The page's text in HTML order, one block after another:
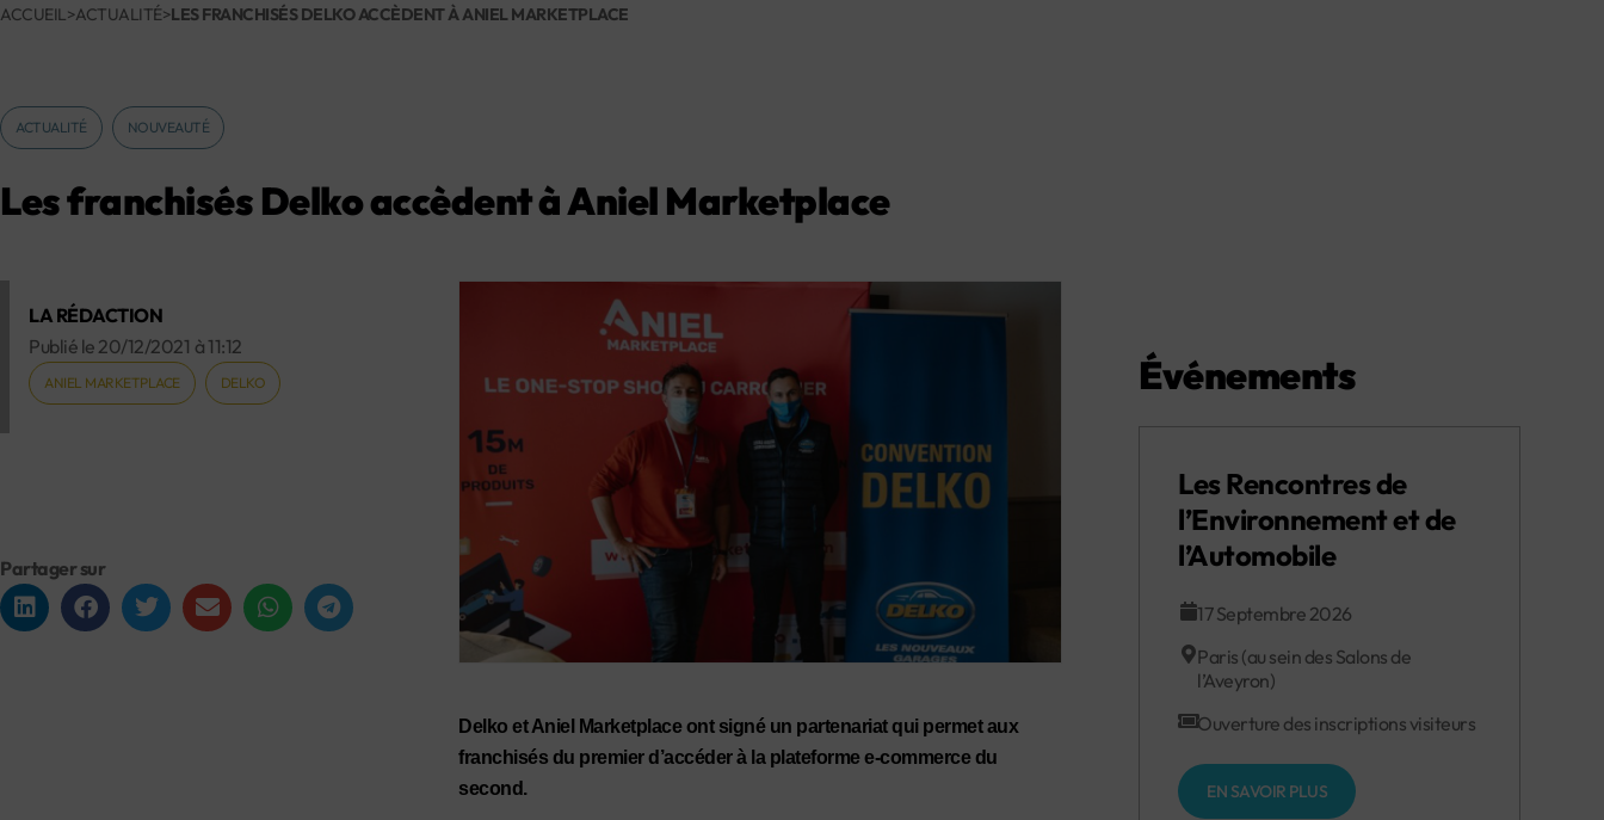
ACCUEIL >ACTUALITÉ>LES FRANCHISÉS DELKO ACCÈDENT À ANIEL MARKETPLACE
ACTUALITÉ NOUVEAUTÉ
Les franchisés Delko accèdent à Aniel Marketplace
LA RÉDACTION
Publié le 20/12/2021 à 11:12
ANIEL MARKETPLACE DELKO
Partager sur
Delko et Aniel Marketplace ont signé un partenariat qui permet aux
franchisés du premier d’accéder à la plateforme e-commerce du
second.
Événements
Les Rencontres de
l’Environnement et de
l’Automobile
17 Septembre 2026
Paris (au sein des Salons de
l’Aveyron)
Ouverture des inscriptions visiteurs
EN SAVOIR PLUS